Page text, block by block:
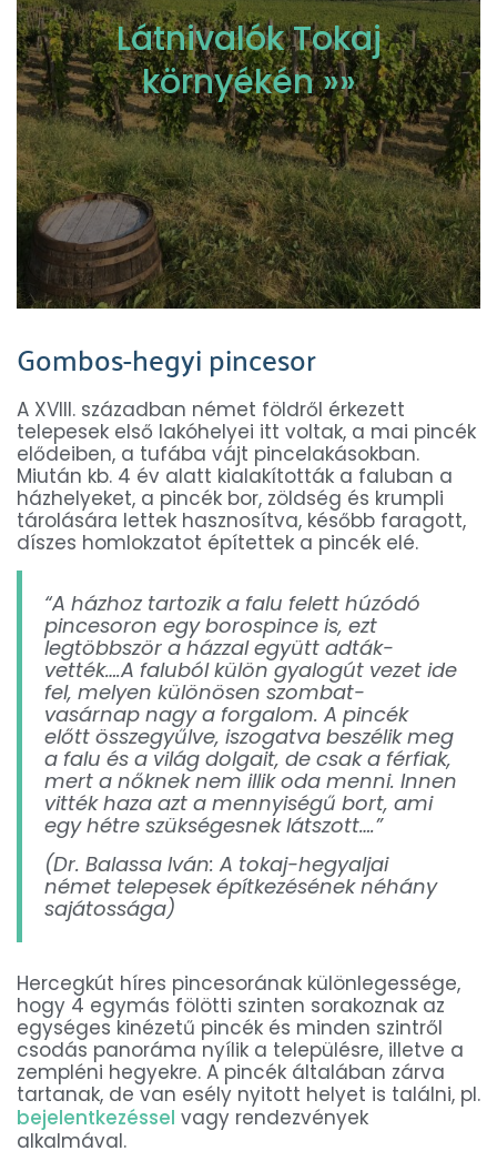
Látnivalók Tokaj
környékén »»
Gombos-hegyi pincesor
A XVIII. században német földről érkezett
telepesek első lakóhelyei itt voltak, a mai pincék
elődeiben, a tufába vájt pincelakásokban.
Miután kb. 4 év alatt kialakították a faluban a
házhelyeket, a pincék bor, zöldség és krumpli
tárolására lettek hasznosítva, később faragott,
díszes homlokzatot építettek a pincék elé.
“A házhoz tartozik a falu felett húzódó
pincesoron egy borospince is, ezt
legtöbbször a házzal együtt adták-
vették….A faluból külön gyalogút vezet ide
fel, melyen különösen szombat-
vasárnap nagy a forgalom. A pincék
előtt összegyűlve, iszogatva beszélik meg
a falu és a világ dolgait, de csak a férfiak,
mert a nőknek nem illik oda menni. Innen
vitték haza azt a mennyiségű bort, ami
egy hétre szükségesnek látszott….”
(Dr. Balassa Iván: A tokaj-hegyaljai
német telepesek építkezésének néhány
sajátossága)
Hercegkút híres pincesorának különlegessége,
hogy 4 egymás fölötti szinten sorakoznak az
egységes kinézetű pincék és minden szintről
csodás panoráma nyílik a településre, illetve a
zempléni hegyekre. A pincék általában zárva
tartanak, de van esély nyitott helyet is találni, pl.
bejelentkezéssel vagy rendezvények
alkalmával.